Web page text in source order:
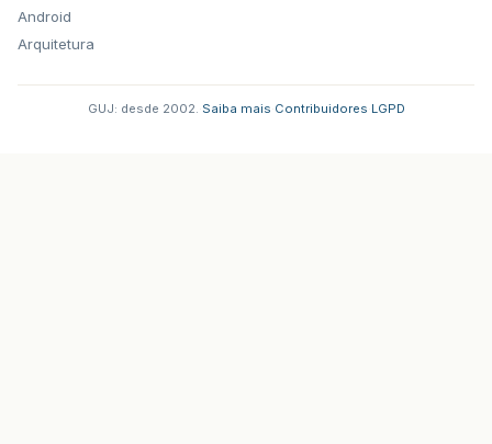
Android
Arquitetura
GUJ: desde 2002. Saiba mais Contribuidores LGPD